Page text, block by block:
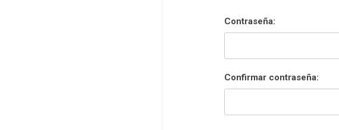
Contraseña:
Confirmar contraseña: